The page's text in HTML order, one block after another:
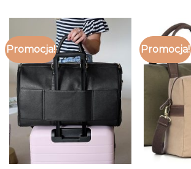
Promocja! Promocja!